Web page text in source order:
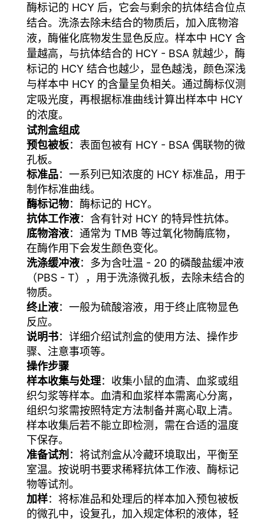
酶标记的 HCY 后，它会与剩余的抗体结合位点
结合。洗涤去除未结合的物质后，加入底物溶
液，酶催化底物发生显色反应。样本中 HCY 含
量越高，与抗体结合的 HCY - BSA 就越少，酶
标记的 HCY 结合也越少，显色越浅，颜色深浅
与样本中 HCY 的含量呈负相关。通过酶标仪测
定吸光度，再根据标准曲线计算出样本中 HCY
的浓度。
试剂盒组成
预包被板：表面包被有 HCY - BSA 偶联物的微
孔板。
标准品：一系列已知浓度的 HCY 标准品，用于
制作标准曲线。
酶标记物：酶标记的 HCY。
抗体工作液：含有针对 HCY 的特异性抗体。
底物溶液：通常为 TMB 等过氧化物酶底物，
在酶作用下会发生颜色变化。
洗涤缓冲液：多为含吐温 - 20 的磷酸盐缓冲液
（PBS - T），用于洗涤微孔板，去除未结合的
物质。
终止液：一般为硫酸溶液，用于终止底物显色
反应。
说明书：详细介绍试剂盒的使用方法、操作步
骤、注意事项等。
操作步骤
样本收集与处理：收集小鼠的血清、血浆或组
织匀浆等样本。血清和血浆样本需离心分离，
组织匀浆需按照特定方法制备并离心取上清。
样本收集后若不能立即检测，需在合适的温度
下保存。
准备试剂 ：将试剂盒从冷藏环境取出，平衡至
室温。按说明书要求稀释抗体工作液、酶标记
物等试剂。
加样：将标准品和处理后的样本加入预包被板
的微孔中，设复孔，加入规定体积的液体，轻